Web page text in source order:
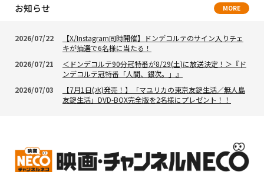
お知らせ MORE
2026/07/22
【X/Instagram同時開催】ドンデコルテのサイン入りチェ
キが抽選で6名様に当たる！
2026/07/21
＜ドンデコルテ90分冠特番が8/29(土)に放送決定！＞『ド
ンデコルテ冠特番「人間、銀次。」』
2026/07/03
【7月1日(水)発売！】「マユリカの東京友錠生活／無人島
友錠生活」DVD-BOX完全版を2名様にプレゼント！！